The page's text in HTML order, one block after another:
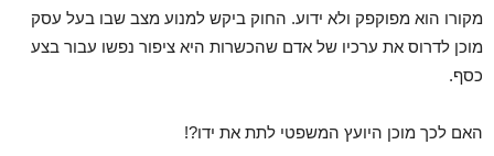
מקורו הוא מפוקפק ולא ידוע. החוק ביקש למנוע מצב שבו בעל עסק
מוכן לדרוס את ערכיו של אדם שהכשרות היא ציפור נפשו עבור בצע
כסף.
האם לכך מוכן היועץ המשפטי לתת את ידו?!